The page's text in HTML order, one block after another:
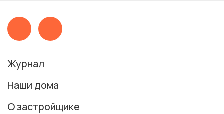
Журнал
Наши дома
О застройщике